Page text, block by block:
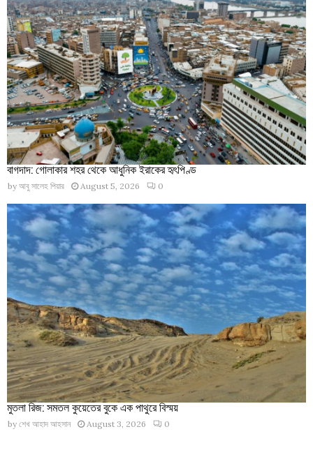
বাগদাদ: গোলাকার শহর থেকে আধুনিক ইরাকের হৃৎপিণ্ড
by আবু সালেহ পিয়ার August 5, 2026 0
মুতলা রিজ: সমতল কুয়েতের বুকে এক পাথুরে বিস্ময়
by শেখ আহাদ আহসান August 3, 2026 0